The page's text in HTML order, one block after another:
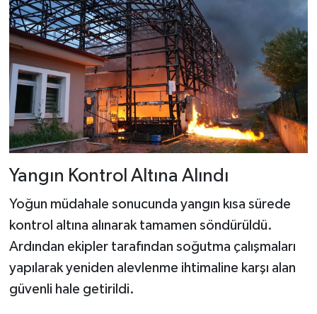
Yangın Kontrol Altına Alındı
Yoğun müdahale sonucunda yangın kısa sürede
kontrol altına alınarak tamamen söndürüldü.
Ardından ekipler tarafından soğutma çalışmaları
yapılarak yeniden alevlenme ihtimaline karşı alan
güvenli hale getirildi.